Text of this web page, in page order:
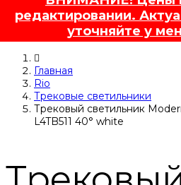
редактировании.
уточняйте у
Главная
Rio
Трековые светильники
Трековый светильник
L4TB511 40° white